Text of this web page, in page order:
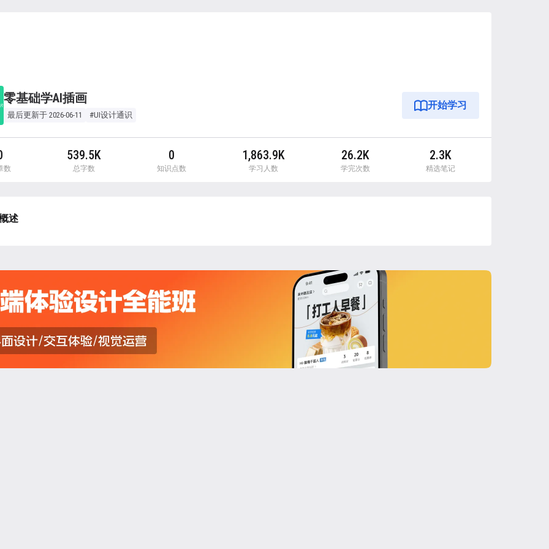
零基础学AI插画
最后更新于 2026-06-11 #UI设计通识
开始学习
数
539.5K
总字数
0
知识点数
1,863.9K
学习人数
26.2K
学完次数
2.3K
精选笔记
述